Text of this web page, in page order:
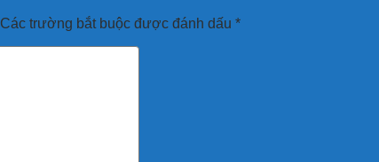
Các trường bắt buộc được đánh dấu *